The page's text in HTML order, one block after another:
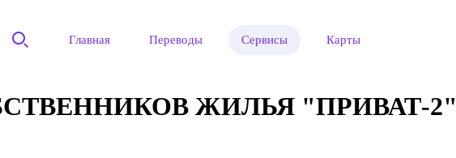
Главная Переводы Сервисы Карты
ЖИЛЬЯ "ПРИВАТ-2"